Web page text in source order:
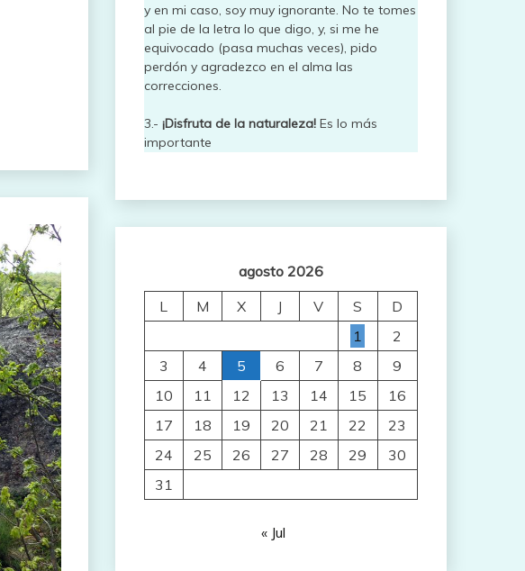
y en mi caso, soy muy ignorante. No te tomes
al pie de la letra lo que digo, y, si me he
equivocado (pasa muchas veces), pido
perdón y agradezco en el alma las
correcciones.
3.- ¡Disfruta de la naturaleza!Es lo más
importante
agosto 2026
L
M X J V S
D
1
2
3
4 5 6 7 8
9
10
11 12 13 14 15
16
17
18 19 20 21 22
23
24
25 26 27 28 29
30
31
« Jul